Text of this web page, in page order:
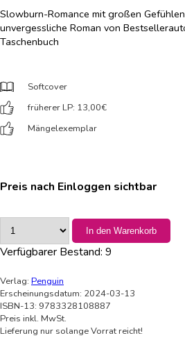
Slowburn-Romance mit großen
unvergessliche Roman von
Taschenbuch
Softcover
früherer LP: 13,00€
Mängelexemplar
Preis nach Einloggen sichtbar
In den Warenkorb
Verfügbarer Bestand: 9
Verlag: Penguin
Erscheinungsdatum: 2024-03-13
ISBN-13: 9783328108887
Preis inkl. MwSt.
Lieferung nur solange Vorrat reicht!